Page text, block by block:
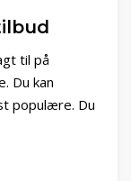
til på
Du kan
populære. Du